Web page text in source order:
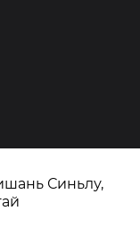
Синьлу,